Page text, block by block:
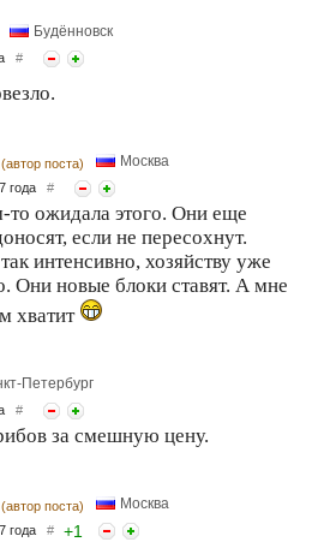
Будённовск
#
(автор поста) Москва
года #
ожидала этого. Они еще
если не пересохнут.
интенсивно, хозяйству уже
Они новые блоки ставят. А мне
хватит
Петербург
#
за смешную цену.
(автор поста) Москва
года # +1